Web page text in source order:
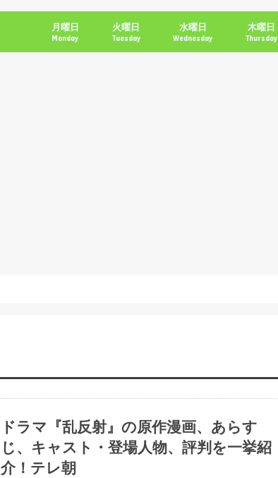
月曜日
Monday
火曜日
Tuesday
水曜日
Wednesday
木曜日
Thursday
ドラマ『乱反射』の原作漫画、あらす
じ、キャスト・登場人物、評判を一挙紹
介！テレ朝